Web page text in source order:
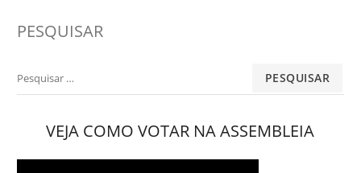
PESQUISAR
Pesquisar
VEJA COMO VOTAR NA ASSEMBLEIA